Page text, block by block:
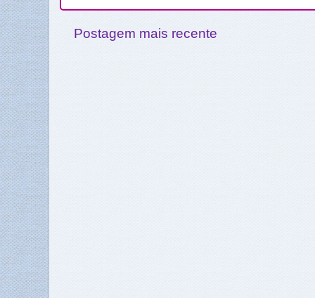
Postagem mais recente